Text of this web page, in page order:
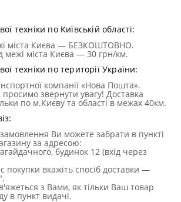
техніки по Київській області:
міста Києва — БЕЗКОШТОВНО.
межі міста Києва — 30 грн/км.
техніки по території України:
компанії «Нова Пошта».
просимо звернути увагу! Доставка
по м.Києву та області в межах 40км.
Ви можете забрати в пункті
за адресою:
будинок 12 (вхід через
покупки вкажіть спосіб доставки —
з Вами, як тільки Ваш товар
в пункт видачі.